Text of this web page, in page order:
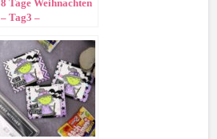
8 Tage Weihnachten
– Tag3 –